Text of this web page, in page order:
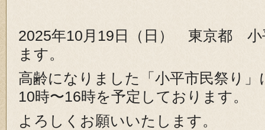
2025年10月19日（日） 東京都
ます。
高齢になりました「小平市民祭り
10時〜16時を予定しております。
よろしくお願いいたします。